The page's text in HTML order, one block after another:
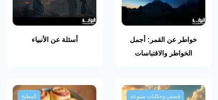
خواطر عن القمر: أجمل
الخواطر والاقتباسات
أسئلة عن الأنبياء
قصص وحكايات متنوعة المطبخ